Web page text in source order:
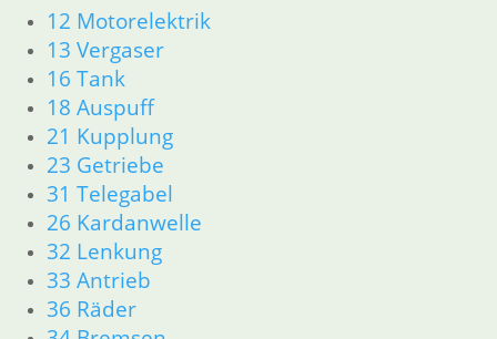
12 Motorelektrik
13 Vergaser
16 Tank
18 Auspuff
21 Kupplung
23 Getriebe
31 Telegabel
26 Kardanwelle
32 Lenkung
33 Antrieb
36 Räder
16 Tank
18 Auspuff
21 Kupplung
23 Getriebe
31 Telegabel
26 Kardanwelle
32 Lenkung
33 Antrieb
36 Räder
34 Bremsen
46 Rahmen & Verkleidung
51 Spiegel & Schlösser __PDR80Basic